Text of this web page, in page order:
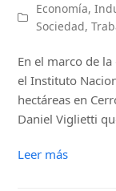
Economía,
Sociedad,
En el marco de
el Instituto
hectáreas en
Daniel Viglietti
Leer más